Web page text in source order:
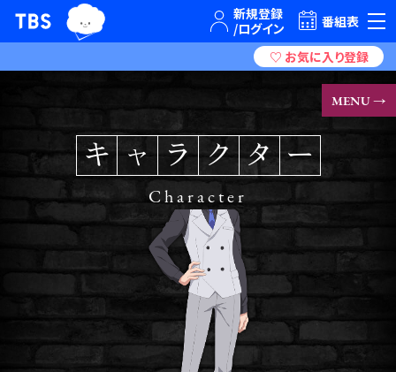
TBSテレビ｜ときめくときを。
TBSグループキャラクター『ワクティ』番組表
MENU →
キ ャ ラ ク タ ー
Character